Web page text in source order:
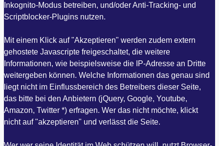
Inkognito-Modus betreiben, und/oder Anti-Tracking- und
Scriptblocker-Plugins nutzen.
Mit einem Klick auf "Akzeptieren" werden zudem extern
gehostete Javascripte freigeschaltet, die weitere
Informationen, wie beispielsweise die IP-Adresse an Dritte
weitergeben können. Welche Informationen das genau sind
liegt nicht im Einflussbereich des Betreibers dieser Seite,
das bitte bei den Anbietern (jQuery, Google, Youtube,
Amazon, Twitter *) erfragen. Wer das nicht möchte, klickt
nicht auf "akzeptieren" und verlässt die Seite.